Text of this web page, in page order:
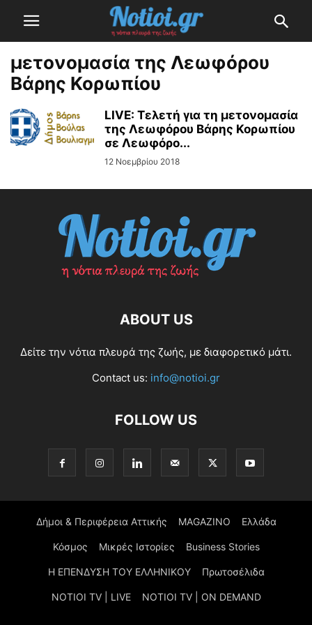
μετονομασία της Λεωφόρου
Βάρης Κορωπίου
LIVE: Τελετή για τη μετονομασία
της Λεωφόρου Βάρης Κορωπίου
σε Λεωφόρο...
12 Νοεμβρίου 2018
ABOUT US
Δείτε την νότια πλευρά της ζωής, με διαφορετικό μάτι.
Contact us: info@notioi.gr
FOLLOW US
Δήμοι & Περιφέρεια Αττικής MAGAZINO Ελλάδα
Κόσμος Μικρές Ιστορίες Business Stories
Η ΕΠΕΝΔΥΣΗ ΤΟΥ ΕΛΛΗΝΙΚΟΥ Πρωτοσέλιδα
NOTIOI TV | LIVE NOTIOI TV | ON DEMAND